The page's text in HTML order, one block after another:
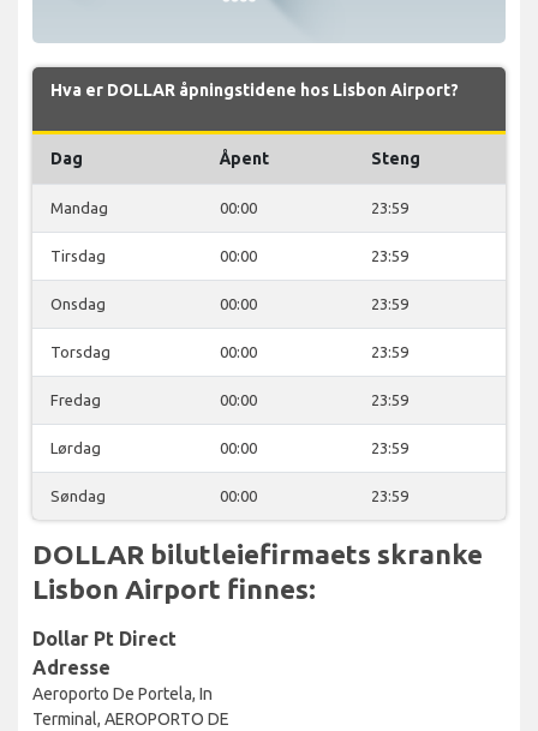
Hva er DOLLAR åpningstidene hos Lisbon Airport?
Dag Åpent Steng
Mandag 00:00 23:59
Tirsdag 00:00 23:59
Onsdag 00:00 23:59
Torsdag 00:00 23:59
Fredag 00:00 23:59
Lørdag 00:00 23:59
Søndag 00:00 23:59
DOLLAR bilutleiefirmaets skranke
Lisbon Airport finnes:
Dollar Pt Direct
Adresse
Aeroporto De Portela, In
Terminal, AEROPORTO DE